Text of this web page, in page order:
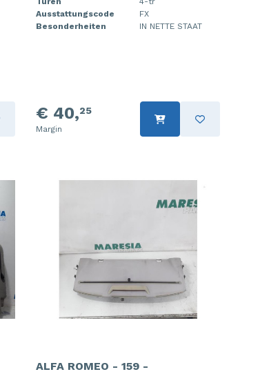
Ausstattungscode
FX
Besonderheiten
IN NETTE STAAT
€ 40,25
Margin
ALFA ROMEO - 159 -